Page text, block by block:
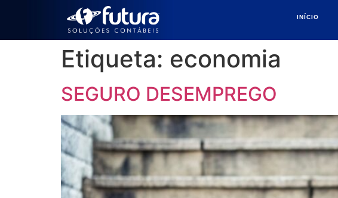
INÍCIO
Etiqueta: economia
SEGURO DESEMPREGO